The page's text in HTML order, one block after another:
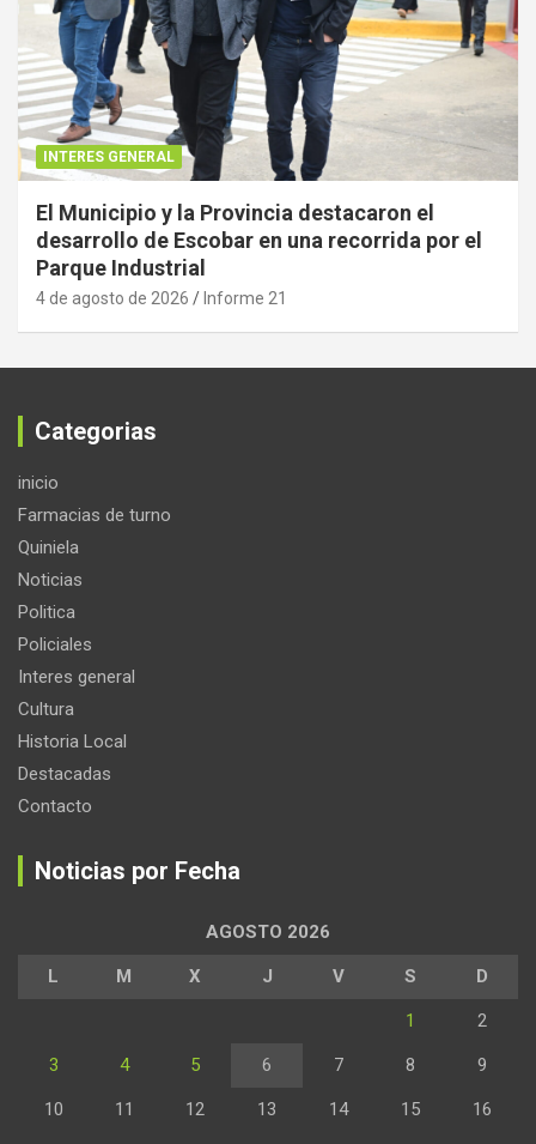
INTERES GENERAL
El Municipio y la Provincia destacaron el
desarrollo de Escobar en una recorrida por el
Parque Industrial
4 de agosto de 2026 Informe 21
Categorias
inicio
Farmacias de turno
Quiniela
Noticias
Politica
Policiales
Interes general
Cultura
Historia Local
Destacadas
Contacto
Noticias por Fecha
AGOSTO 2026
L M X J V S D
1 2
3 4 5 6 7 8 9
10 11 12 13 14 15 16